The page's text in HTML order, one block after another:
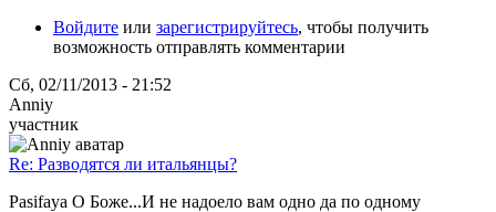
Войдите или зарегистрируйтесь, чтобы получить
возможность отправлять комментарии
Сб, 02/11/2013 - 21:52
Anniy
участник
Re: Разводятся ли итальянцы?
Pasifaya О Боже...И не надоело вам одно да по одному